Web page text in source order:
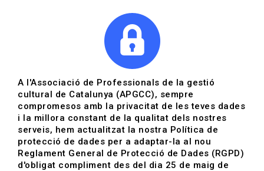
Actualitat | Gestió cultural
Data de publicació: 03-04-2020
HOME
A l'Associació de Professionals de la gestió
cultural de Catalunya (APGCC), sempre
compromesos amb la privacitat de les teves dades
i la millora constant de la qualitat dels nostres
serveis, hem actualitzat la nostra Política de
protecció de dades per a adaptar-la al nou
Reglament General de Protecció de Dades (RGPD)
d'obligat compliment des del dia 25 de maig de